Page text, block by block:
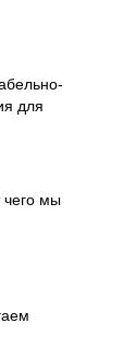
для
чего мы